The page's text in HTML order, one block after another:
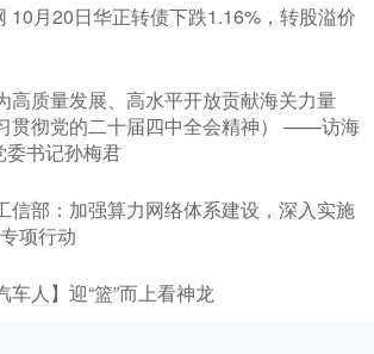
10月20日华正转债下跌1.16%，转股溢价
高质量发展、高水平开放贡献海关力量
习贯彻党的二十届四中全会精神） ——访海
委书记孙梅君
信部：加强算力网络体系建设，深入实施
项行动
车人】迎“篮”而上看神龙